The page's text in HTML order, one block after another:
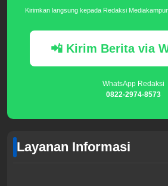
Kirimkan langsung kepada Redaksi
📲 Kirim Berita via
WhatsApp Redaksi
0822-2974-8573
Layanan Informasi